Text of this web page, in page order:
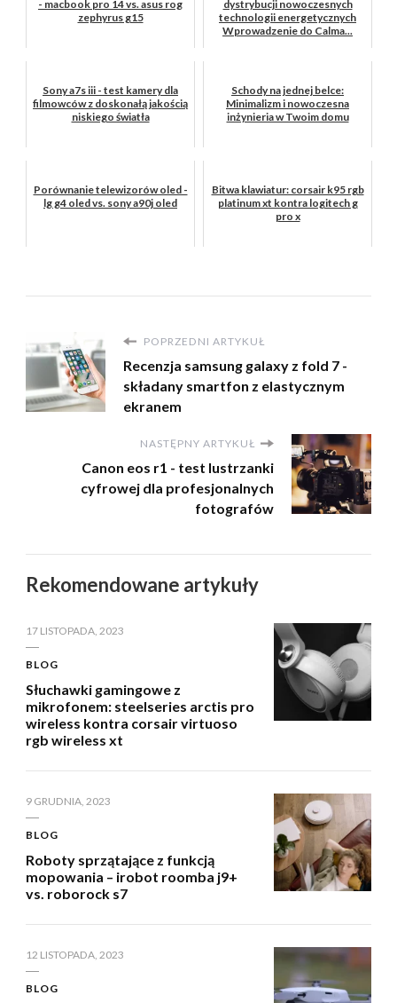
- macbook pro 14 vs. asus rog
zephyrus g15
dystrybucji nowoczesnych
technologii energetycznych
Wprowadzenie do Calma...
Sony a7s iii - test kamery dla
filmowców z doskonałą jakością
niskiego światła
Schody na jednej belce:
Minimalizm i nowoczesna
inżynieria w Twoim domu
Porównanie telewizorów oled -
lg g4 oled vs. sony a90j oled
Bitwa klawiatur: corsair k95 rgb
platinum xt kontra logitech g
pro x
POPRZEDNI ARTYKUŁ
Recenzja samsung galaxy z fold 7 -
składany smartfon z elastycznym
ekranem
NASTĘPNY ARTYKUŁ
Canon eos r1 - test lustrzanki
cyfrowej dla profesjonalnych
fotografów
Rekomendowane artykuły
17 LISTOPADA, 2023
BLOG
Słuchawki gamingowe z
mikrofonem: steelseries arctis pro
wireless kontra corsair virtuoso
rgb wireless xt
9 GRUDNIA, 2023
BLOG
Roboty sprzątające z funkcją
mopowania – irobot roomba j9+
vs. roborock s7
12 LISTOPADA, 2023
BLOG